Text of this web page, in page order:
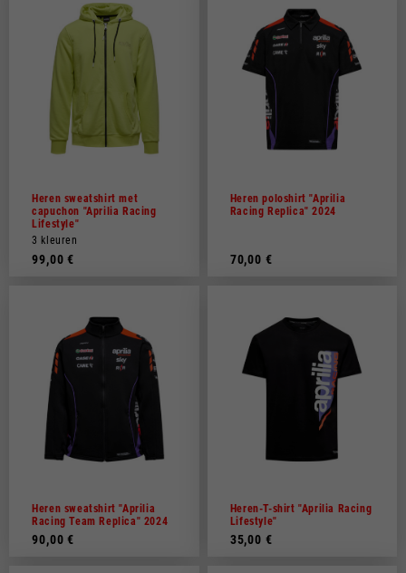
Heren sweatshirt met
capuchon "Aprilia Racing
Lifestyle"
3 kleuren
99,00 €
Heren poloshirt "Aprilia
Racing Replica" 2024
70,00 €
Heren sweatshirt "Aprilia
Racing Team Replica" 2024
90,00 €
Heren-T-shirt "Aprilia Racing
Lifestyle"
35,00 €